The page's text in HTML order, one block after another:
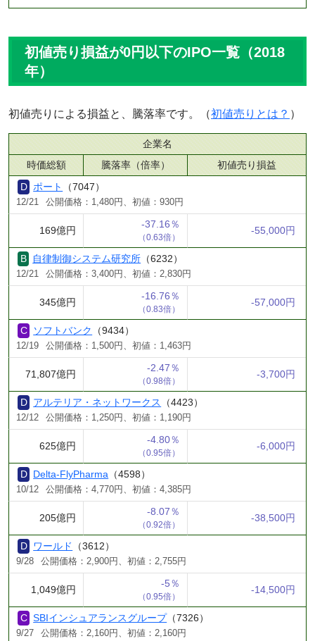
初値売り損益が0円以下のIPO一覧（2018
年）
初値売りによる損益と、騰落率です。（初値売りとは？ ）
企業名
時価総額
騰落率（倍率）
初値売り損益
ポート
（7047）
12/21 公開価格：1,480円、初値：930円
169億円
-37.16％
（0.63倍）
-55,000円
自律制御システム研究所 （6232）
12/21 公開価格：3,400円、初値：2,830円
345億円
-16.76％
（0.83倍）
-57,000円
ソフトバンク （9434）
12/19 公開価格：1,500円、初値：1,463円
71,807億円
-2.47％
（0.98倍）
-3,700円
アルテリア・ネットワークス （4423）
12/12 公開価格：1,250円、初値：1,190円
625億円
-4.80％
（0.95倍）
-6,000円
Delta-FlyPharma （4598）
10/12 公開価格：4,770円、初値：4,385円
205億円
-8.07％
（0.92倍）
-38,500円
ワールド （3612）
9/28 公開価格：2,900円、初値：2,755円
1,049億円
-5％
（0.95倍）
-14,500円
SBIインシュアランスグループ（7326）
9/27 公開価格：2,160円、初値：2,160円